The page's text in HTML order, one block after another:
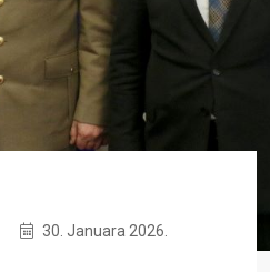
30. Januara 2026.